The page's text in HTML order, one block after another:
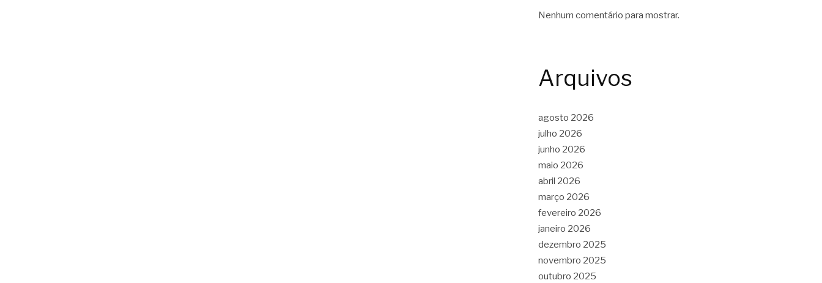
Nenhum comentário para mostrar.
Arquivos
agosto 2026
julho 2026
junho 2026
maio 2026
abril 2026
março 2026
fevereiro 2026
janeiro 2026
dezembro 2025
novembro 2025
outubro 2025